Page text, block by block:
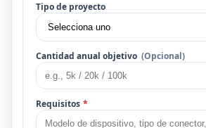
Tipo de proyecto
Cantidad anual objetivo (Opcional)
Requisitos *